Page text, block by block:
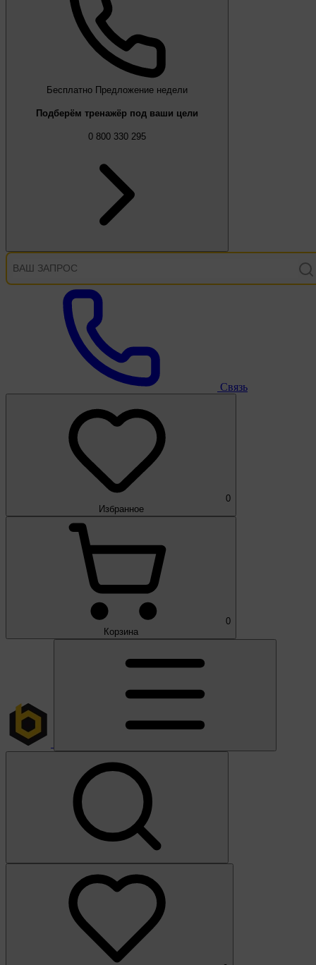
Бесплатно Предложение недели
Подберём тренажёр под ваши цели
0 800 330 295
Связь
0
Избранное
0
Корзина